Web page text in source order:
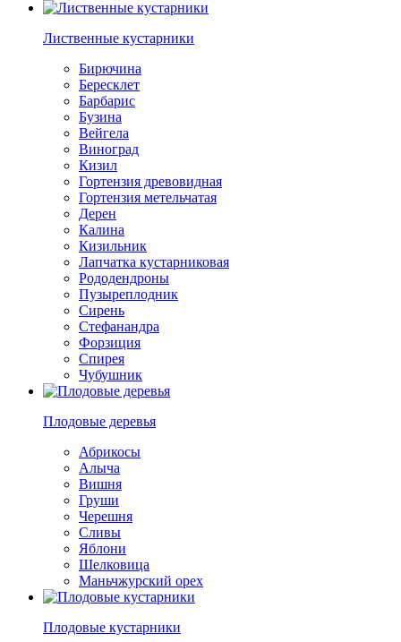
Лиственные кустарники
Бирючина
Бересклет
Барбарис
Бузина
Вейгела
Виноград
Кизил
Гортензия древовидная
Гортензия метельчатая
Дерен
Калина
Кизильник
Лапчатка кустарниковая
Рододендроны
Пузыреплодник
Сирень
Стефанандра
Форзиция
Спирея
Чубушник
Плодовые деревья
Абрикосы
Алыча
Вишня
Груши
Черешня
Сливы
Яблони
Шелковица
Маньчжурский орех
Плодовые кустарники